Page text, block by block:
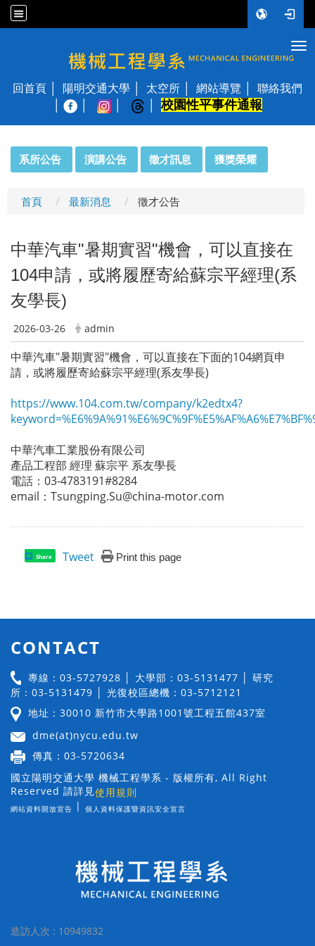
國立陽明交通大學 機械工程學系
回首頁 陽明交通大學 太空所 網站導覽
聯絡我們
校園性平事件通報
系所公告 演講公告 徵才訊息 獲獎榮耀
首頁 最新消息 徵才公告
中華汽車"暑期實習"機會，可以直接在
104申請，或將履歷寄給蘇宗平經理(系
友學長)
2026-03-26 admin
中華汽車"暑期實習"機會，可以直接在下面的104網頁申
請，或將履歷寄給蘇宗平經理(系友學長)
https://www.104.com.tw/company/k2edtx4?
中華汽車工業股份有限公司
產品工程部 經理 蘇宗平 系友學長
電話：03-4783191#8284
email：Tsungping.Su@china-motor.com
Share Tweet Print this page
CONTACT
專線：03-5727928 │ 大學部：03-5131477 │ 研究
所：03-5131479 │ 光復校區總機：03-5712121
地址：30010 新竹市大學路1001號工程五館437室
dme(at)nycu.edu.tw
傳真：03-5720634
國立陽明交通大學 機械工程學系 - 版權所有, All Right
Reserved 請詳見使用規則
網站資料開放宣告 | 個人資料保護暨資訊安全宣言
造訪人次 : 10949832